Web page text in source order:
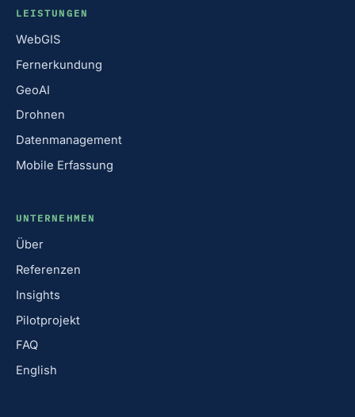
LEISTUNGEN
WebGIS
Fernerkundung
GeoAI
Drohnen
Datenmanagement
Mobile Erfassung
UNTERNEHMEN
Über
Referenzen
Insights
Pilotprojekt
FAQ
English